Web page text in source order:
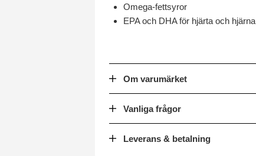
Omega-fettsyror
EPA och DHA för hjärta och hjärna
Om varumärket
Vanliga frågor
Leverans & betalning